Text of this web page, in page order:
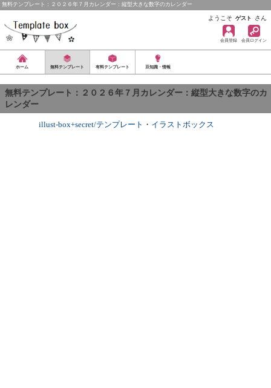
無料テンプレート：２０２６年７月カレンダー：縦型大きな数字のカレンダー
ようこそ ゲスト さん
会員登録 会員ログイン
ホーム 無料テンプレート 有料テンプレート 豆知識・情報
無料テンプレート：２０２６年７月カレンダー：縦型大きな数字のカ
レンダー
illust-box+secret/テンプレート ・ イラストボックス